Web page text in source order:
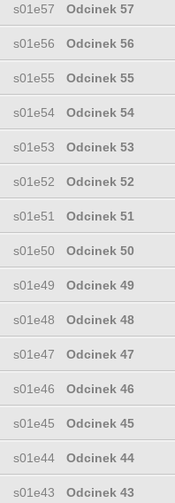
s01e57 Odcinek 57
s01e56 Odcinek 56
s01e55 Odcinek 55
s01e54 Odcinek 54
s01e53 Odcinek 53
s01e52 Odcinek 52
s01e51 Odcinek 51
s01e50 Odcinek 50
s01e49 Odcinek 49
s01e48 Odcinek 48
s01e47 Odcinek 47
s01e46 Odcinek 46
s01e45 Odcinek 45
s01e44 Odcinek 44
s01e43 Odcinek 43